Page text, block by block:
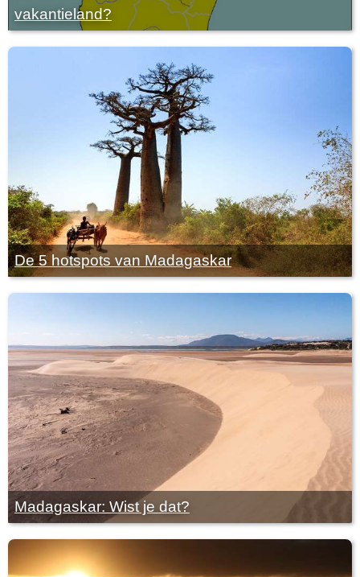
vakantieland?
De 5 hotspots van Madagaskar
Madagaskar: Wist je dat?